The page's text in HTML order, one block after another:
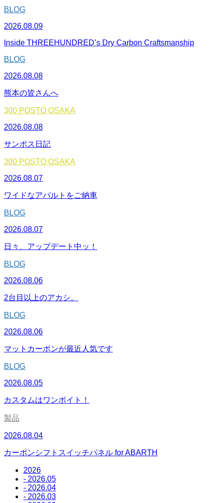
BLOG
2026.08.09
Inside THREEHUNDRED’s Dry Carbon Craftsmanship
BLOG
2026.08.08
熊本の皆さんへ
300 POSTO OSAKA
2026.08.08
サンポス日記
300 POSTO OSAKA
2026.08.07
ワイドなアバルトをご納車
BLOG
2026.08.07
日々、アップデート中ッ！
BLOG
2026.08.06
2台目以上のアカシ。
BLOG
2026.08.06
マットカーボンが最近人気です
BLOG
2026.08.05
カスタムはワンポイト！
製品
2026.08.04
カーボンシフトスイッチパネル for ABARTH
2026
- 2026.05
- 2026.04
- 2026.03